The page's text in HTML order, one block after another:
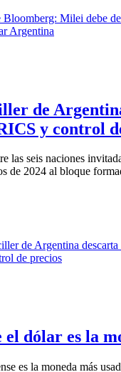
de
y control
las seis naciones
de 2024 al bloque
el dólar es la
es la moneda más